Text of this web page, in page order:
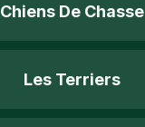
Chiens De Chasse
Les Terriers